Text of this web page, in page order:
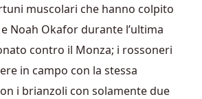
muscolari che hanno colpito
Noah Okafor durante l’ultima
contro il Monza; i rossoneri
in campo con la stessa
i brianzoli con solamente due